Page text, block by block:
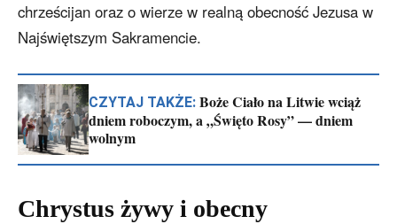
chrześcijan oraz o wierze w realną obecność Jezusa w
Najświętszym Sakramencie.
CZYTAJ TAKŻE: Boże Ciało na Litwie wciąż
dniem roboczym, a „Święto Rosy” — dniem
wolnym
Chrystus żywy i obecny